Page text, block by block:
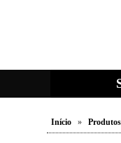
Início » Produtos